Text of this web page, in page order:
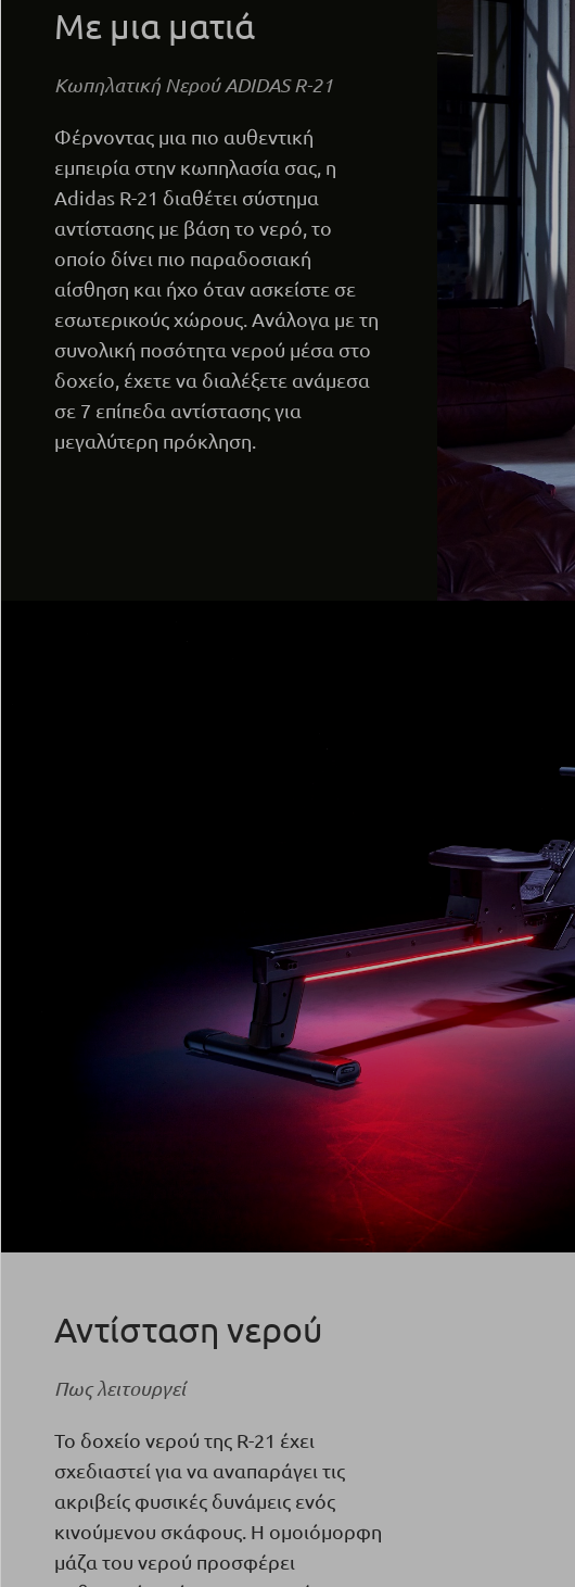
Με μια ματιά
Κωπηλατική Νερού ADIDAS R-21
Φέρνοντας μια πιο αυθεντική
εμπειρία στην κωπηλασία σας, η
Adidas R-21 διαθέτει σύστημα
αντίστασης με βάση το νερό, το
οποίο δίνει πιο παραδοσιακή
αίσθηση και ήχο όταν ασκείστε σε
εσωτερικούς χώρους. Ανάλογα με τη
συνολική ποσότητα νερού μέσα στο
δοχείο, έχετε να διαλέξετε ανάμεσα
σε 7 επίπεδα αντίστασης για
μεγαλύτερη πρόκληση.
Αντίσταση νερού
Πως λειτουργεί
Το δοχείο νερού της R-21 έχει
σχεδιαστεί για να αναπαράγει τις
ακριβείς φυσικές δυνάμεις ενός
κινούμενου σκάφους. Η ομοιόμορφη
μάζα του νερού προσφέρει